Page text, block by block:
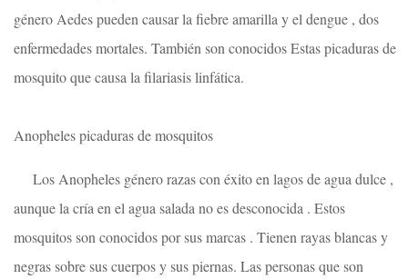
género Aedes pueden causar la fiebre amarilla y el dengue , dos
enfermedades mortales. También son conocidos Estas picaduras de
mosquito que causa la filariasis linfática.
Anopheles picaduras de mosquitos
Los Anopheles género razas con éxito en lagos de agua dulce ,
aunque la cría en el agua salada no es desconocida . Estos
mosquitos son conocidos por sus marcas . Tienen rayas blancas y
negras sobre sus cuerpos y sus piernas. Las personas que son